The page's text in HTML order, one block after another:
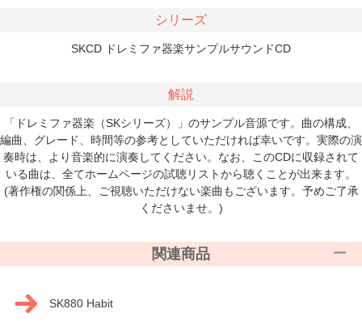
シリーズ
SKCD ドレミファ器楽サンプルサウンドCD
解説
「ドレミファ器楽（SKシリーズ）」のサンプル音源です。曲の構成、
編曲、グレード、時間等の参考としていただければ幸いです。実際の演
奏時は、より音楽的に演奏してください。なお、このCDに収録されて
いる曲は、全てホームページの試聴リストから聴くことが出来ます。
(著作権の関係上、ご視聴いただけない楽曲もございます。予めご了承
くださいませ。)
関連商品
SK880 Habit